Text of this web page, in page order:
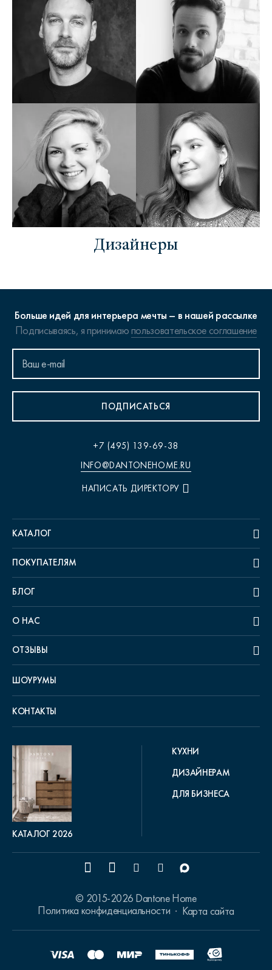
Дизайнеры
Больше идей для интерьера мечты – в нашей рассылке
Подписываясь, я принимаюпользовательское соглашение
ПОДПИСАТЬСЯ
+7 (495) 139-69-38
INFO@DANTONEHOME.RU
НАПИСАТЬ ДИРЕКТОРУ
КАТАЛОГ
ПОКУПАТЕЛЯМ
БЛОГ
О НАС
ОТЗЫВЫ
ШОУРУМЫ
КОНТАКТЫ
КАТАЛОГ 2026
КУХНИ
ДИЗАЙНЕРАМ
ДЛЯ БИЗНЕСА
© 2015-2026 Dantone Home
Политика конфиденциальности
Карта сайта